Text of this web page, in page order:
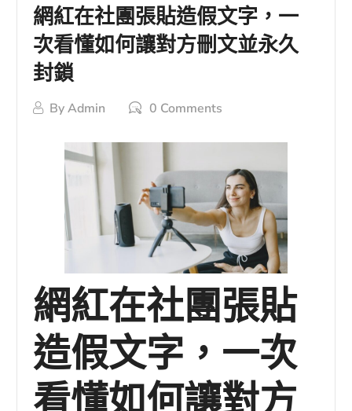
網紅在社團張貼造假文字，一
次看懂如何讓對方刪文並永久
封鎖
ByAdmin 0 Comments
網紅在社團張貼
造假文字，一次